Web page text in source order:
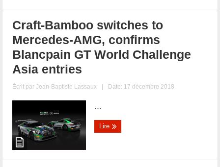
Craft-Bamboo switches to
Mercedes-AMG, confirms
Blancpain GT World Challenge
Asia entries
Écrit parJean-Baptiste Lassaux | Date: 17 décembre 2018
...
Lire